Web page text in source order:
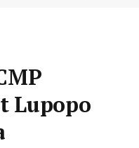
Lupopo